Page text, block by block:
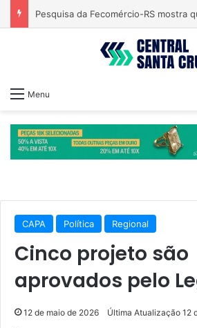
Menu
CAPA Política Regional
Cinco projeto são
aprovados pelo
12 de maio de 2026 Última Atualização 12